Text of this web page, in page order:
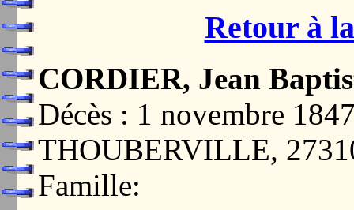
Retour à
CORDIER, Jean
Décès : 1 novembre
THOUBERVILLE,
Famille: